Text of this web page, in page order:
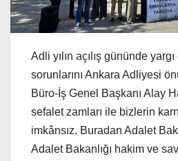
Adli yılın açılış gününde
sorunlarını Ankara Adliyesi
Büro-İş Genel Başkanı Alay
sefalet zamları ile bizlerin
imkânsız. Buradan Adalet
Adalet Bakanlığı hakim ve